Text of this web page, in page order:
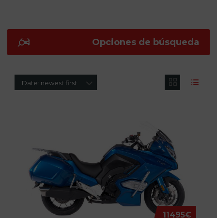
Opciones de búsqueda
Date: newest first
11495€